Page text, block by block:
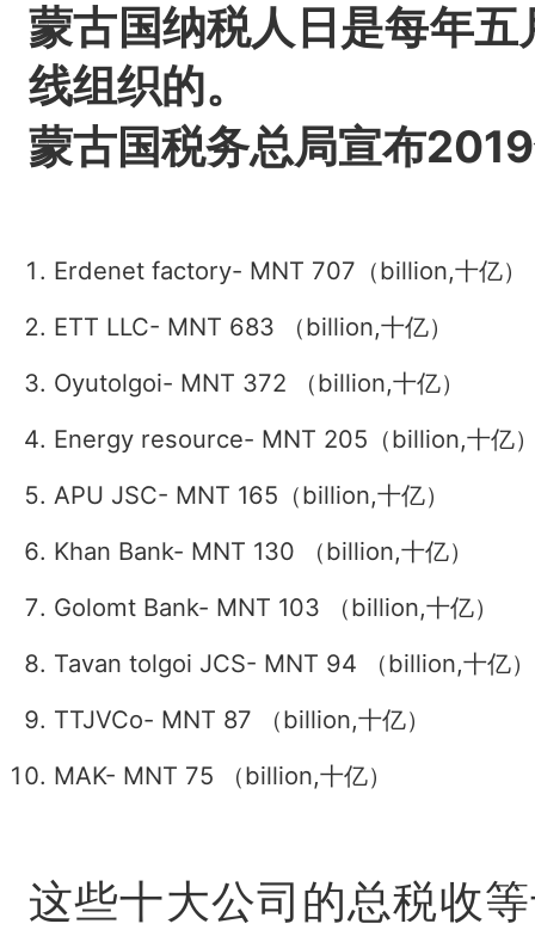
蒙古国纳税人日是每年
线组织的。
蒙古国税务总局宣布
Erdenet factory- MNT 707 （billion,十亿）
ETT LLC- MNT 683
（billion,十亿）
Oyutolgoi- MNT 372
（billion,十亿）
Energy resource- MNT 205 （billion,十亿
APU JSC- MNT 165 （billion,十亿）
Khan Bank- MNT 130
（billion,十亿）
Golomt Bank- MNT 103
（billion,十亿）
Tavan tolgoi JCS- MNT 94
（billion,十亿）
TTJVCo- MNT 87
（billion,十亿）
MAK- MNT 75
（billion,十亿）
这些十大公司的总税收